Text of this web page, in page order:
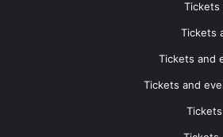
Tickets
Tickets
Tickets and
Tickets and